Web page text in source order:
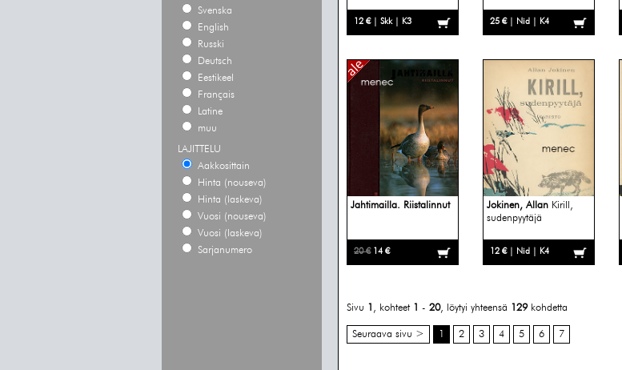
Svenska
English
Russki
Deutsch
Eestikeel
Français
Latine
muu
LAJITTELU
Aakkosittain
Hinta (nouseva)
Hinta (laskeva)
Vuosi (nouseva)
Vuosi (laskeva)
Sarjanumero
12 € | Skk | K3 25 € | Nid | K4
Jahtimailla. Riistalinnut
20 €14 €
Jokinen, Allan Kirill,
sudenpyytäjä
12 € | Nid | K4
Sivu 1 , kohteet 1 - 20, löytyi yhteensä 129kohdetta
Seuraava sivu > 1 2 3 4 5 6 7